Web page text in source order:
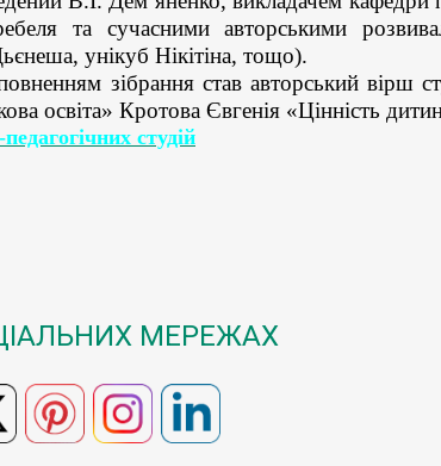
та сучасними авторськими
унікуб Нікітіна, тощо).
зібрання став авторський вірш
освіта» Кротова Євгенія «Цінність
студій
МЕРЕЖАХ